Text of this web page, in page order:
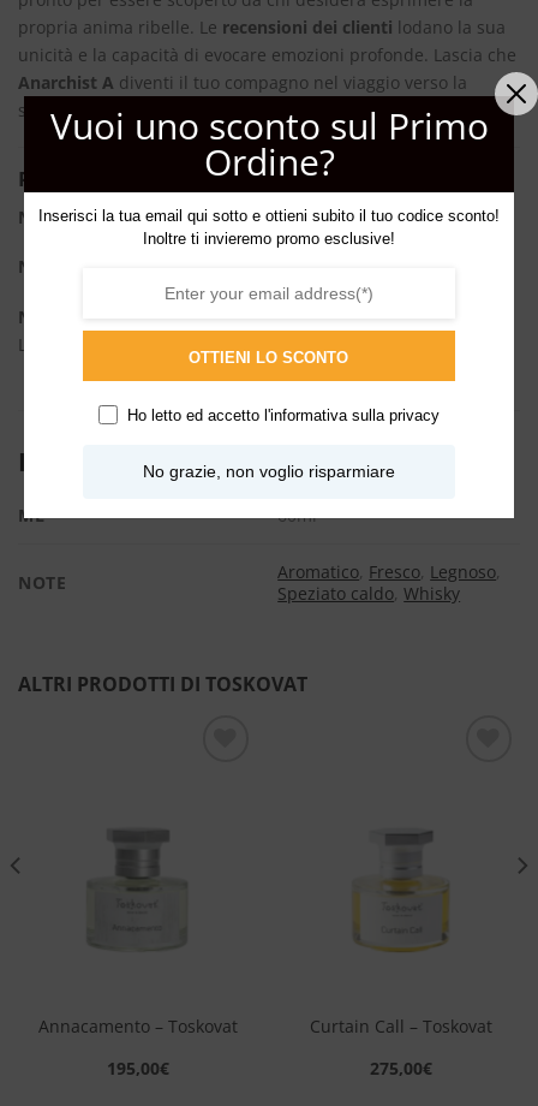
propria anima ribelle. Le recensioni dei clienti lodano la sua
unicità e la capacità di evocare emozioni profonde. Lascia che
Anarchist A diventi il tuo compagno nel viaggio verso la
scoperta di te stesso e del mondo che ti circonda.
Piramide olfattiva
Note di testa:Carte di Credito, Whisky, Neve
Note di cuore:
Note di fondo:
Legni Preziosi, Resina verde di Olibanum Sacra
INFORMAZIONI AGGIUNTIVE
ML 60ml
NOTE Aromatico, Fresco, Legnoso,
Speziato caldo,Whisky
ALTRI PRODOTTI DI TOSKOVAT
Annacamento – Toskovat
195,00€
Curtain Call – Toskovat
275,00€
Vuoi uno sconto sul Primo
Ordine?
Inserisci la tua email qui sotto e ottieni subito il tuo codice sconto!
Inoltre ti invieremo promo esclusive!
OTTIENI LO SCONTO
Ho letto ed accetto l'informativa sulla privacy
No grazie, non voglio risparmiare